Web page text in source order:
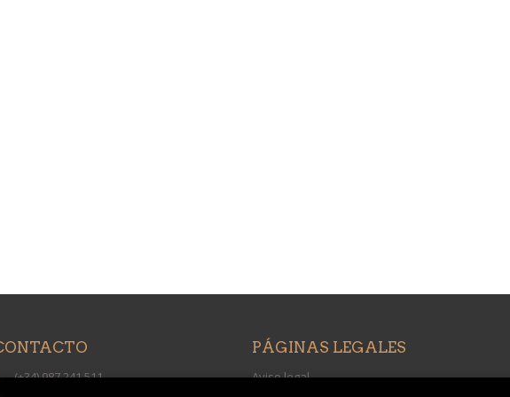
(+34) 987 241 511
PÁGINAS LEGALES
Aviso legal